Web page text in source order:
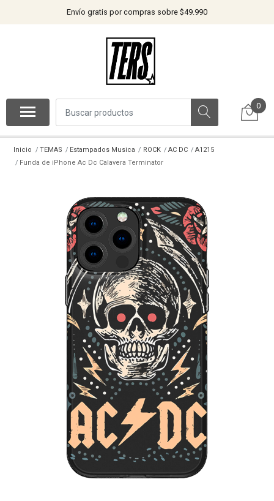
Envío gratis por compras sobre $49.990
0
Inicio TEMAS Estampados Musica ROCK AC DC
A1215
Funda de iPhone Ac Dc Calavera Terminator